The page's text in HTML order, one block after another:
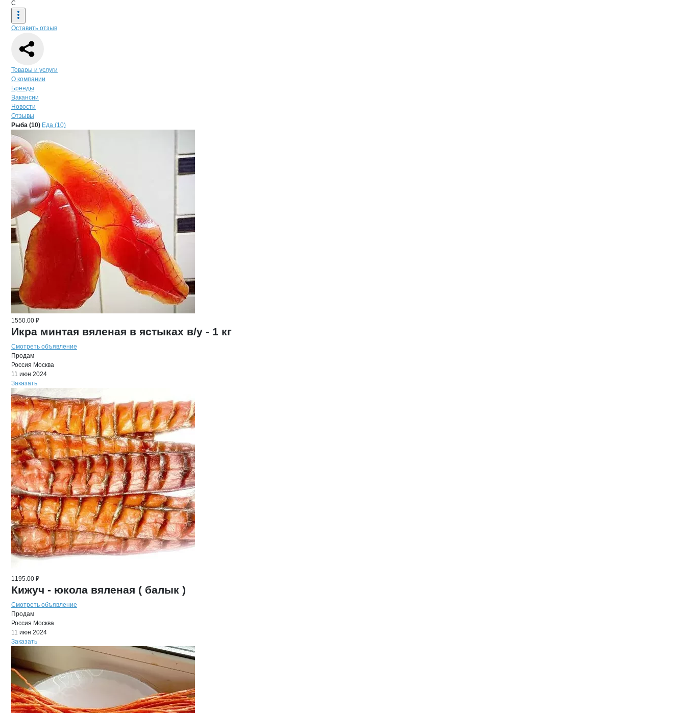
С
Оставить отзыв
Навигация по странице
Товары и услуги
О компании
Бренды
Вакансии
Новости
Отзывы
ПродукцияСАВОРИН, ООО
Навигация по продуктам
Рыба (10) Еда (10)
1550.00 ₽
Икра минтая вяленая в ястыках в/у - 1 кг
Смотреть объявление
Продам
Россия Москва
11 июн 2024
Заказать
1195.00 ₽
Кижуч - юкола вяленая ( балык )
Смотреть объявление
Продам
Россия Москва
11 июн 2024
Заказать